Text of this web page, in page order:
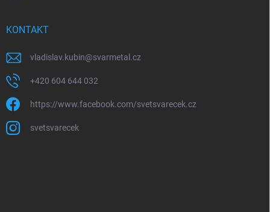
KONTAKT
vladislav.kubin@svarmetal.cz
+420 604 644 032
https://www.facebook.com/svetsvarecek.cz
svetsvarecek